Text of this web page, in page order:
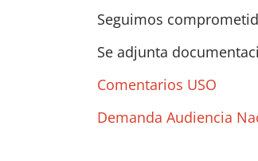
Seguimos
Se adjunta
Comentarios USO
Demanda Audiencia